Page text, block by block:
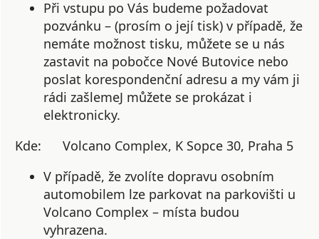
Při vstupu po Vás budeme požadovat
pozvánku – (prosím o její tisk) v případě, že
nemáte možnost tisku, můžete se u nás
zastavit na pobočce Nové Butovice nebo
poslat korespondenční adresu a my vám ji
rádi zašlemeJ můžete se prokázat i
elektronicky.
Kde:
Volcano Complex, K Sopce 30, Praha 5
V případě, že zvolíte dopravu osobním
automobilem lze parkovat na parkovišti u
Volcano Complex – místa budou
vyhrazena.